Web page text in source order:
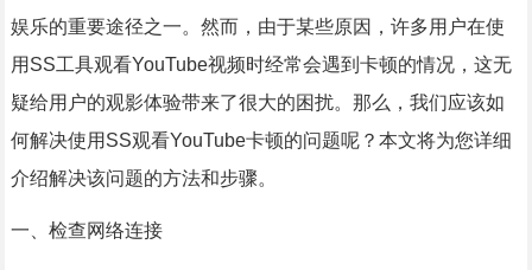
娱乐的重要途径之一。然而，由于某些原因，许多用户在使
用SS工具观看YouTube视频时经常会遇到卡顿的情况，这无
疑给用户的观影体验带来了很大的困扰。那么，我们应该如
何解决使用SS观看YouTube卡顿的问题呢？本文将为您详细
介绍解决该问题的方法和步骤。
一、检查网络连接